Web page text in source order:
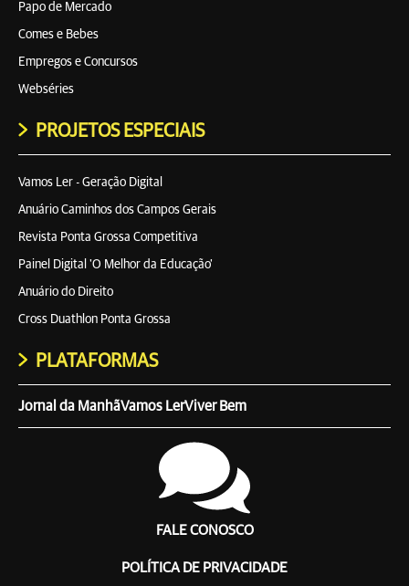
Papo de Mercado
Comes e Bebes
Empregos e Concursos
Webséries
PROJETOS ESPECIAIS
Vamos Ler - Geração Digital
Anuário Caminhos dos Campos Gerais
Revista Ponta Grossa Competitiva
Painel Digital 'O Melhor da Educação'
Anuário do Direito
Cross Duathlon Ponta Grossa
PLATAFORMAS
Jornal da ManhãVamos LerViver Bem
FALE CONOSCO
POLÍTICA DE PRIVACIDADE